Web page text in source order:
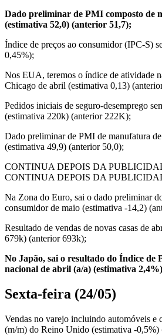
Dado preliminar de PMI composto de
(estimativa 52,0) (anterior 51,7);
Índice de preços ao consumidor (IPC-S)
0,45%);
Nos EUA, teremos o índice de atividade
Chicago de abril (estimativa 0,13)
Pedidos iniciais de seguro-desemprego
(estimativa 220k) (anterior 222K);
Dado preliminar de PMI de manufatura
(estimativa 49,9) (anterior 50,0);
CONTINUA DEPOIS DA
CONTINUA DEPOIS DA
Na Zona do Euro, sai o dado preliminar
consumidor de maio (estimativa -14,2)
Resultado de vendas de novas casas de
679k) (anterior 693k);
No Japão, sai o resultado do Índice de
nacional de abril (a/a) (estimativa
Sexta-feira (24/05)
Vendas no varejo incluindo automóveis e
(m/m) do Reino Unido (estimativa -0,5%)